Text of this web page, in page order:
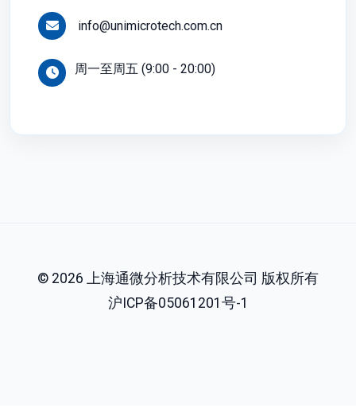
info@unimicrotech.com.cn
周一至周五 (9:00 - 20:00)
© 2026 上海通微分析技术有限公司 版权所有
沪ICP备05061201号-1